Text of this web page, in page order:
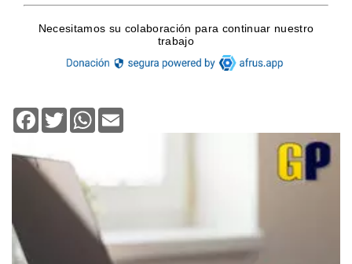
Facebook
TwitterWhatsApp